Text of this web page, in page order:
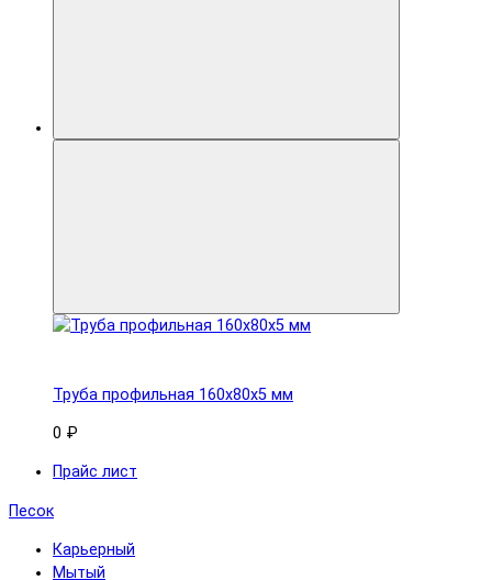
Труба профильная 160x80х5 мм
0 ₽
Прайс лист
Песок
Карьерный
Мытый